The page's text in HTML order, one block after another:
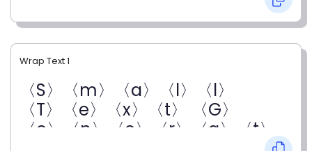
Wrap Text 1
〈S〉〈m〉〈a〉〈l〉〈l〉
〈T〉〈e〉〈x〉〈t〉 〈G〉
〈e〉〈n〉〈e〉〈r〉〈a〉〈t〉